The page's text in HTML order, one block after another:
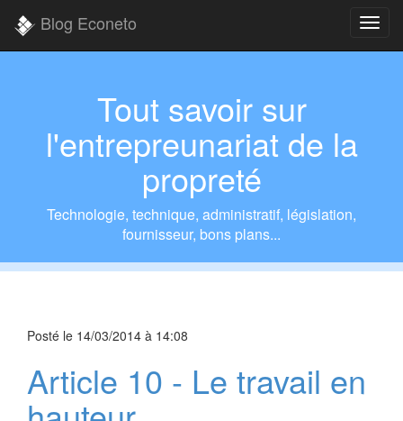
Blog Econeto
Tout savoir sur
l'entrepreunariat de la
propreté
Technologie, technique, administratif, législation,
fournisseur, bons plans...
Posté le 14/03/2014 à 14:08
Article 10 - Le travail en